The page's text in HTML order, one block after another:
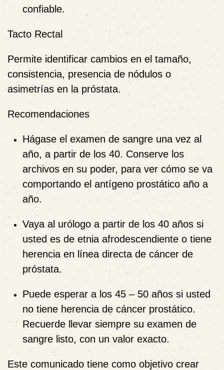
confiable.
Tacto Rectal
Permite identificar cambios en el tamaño,
consistencia, presencia de nódulos o
asimetrías en la próstata.
Recomendaciones
Hágase el examen de sangre una vez al
año, a partir de los 40. Conserve los
archivos en su poder, para ver cómo se va
comportando el antígeno prostático año a
año.
Vaya al urólogo a partir de los 40 años si
usted es de etnia afrodescendiente o tiene
herencia en línea directa de cáncer de
próstata.
Puede esperar a los 45 – 50 años si usted
no tiene herencia de cáncer prostático.
Recuerde llevar siempre su examen de
sangre listo, con un valor exacto.
Este comunicado tiene como objetivo crear